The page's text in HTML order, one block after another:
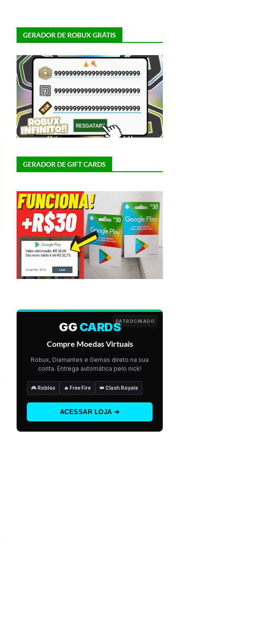
GERADOR DE ROBUX GRÁTIS
GERADOR DE GIFT CARDS
PATROCINADO
GG CARDS
Compre Moedas Virtuais
Robux, Diamantes e Gemas direto na sua
conta. Entrega automática pelo nick!
🎮 Roblox 🔥 Free Fire 👑 Clash Royale
ACESSAR LOJA ➔